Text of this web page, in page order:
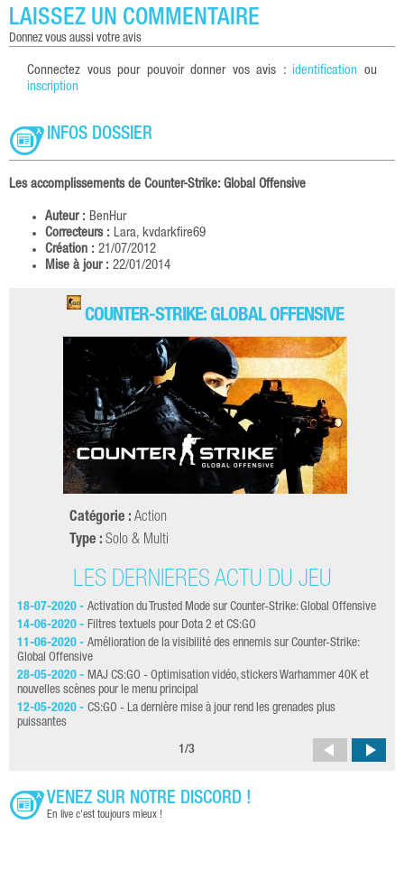
LAISSEZ UN COMMENTAIRE
donnez vous aussi votre avis
Connectez vous pour pouvoir donner vos avis : identification ou
inscription
INFOS DOSSIER
Les accomplissements de Counter-Strike: Global Offensive
Auteur : BenHur
Correcteurs : Lara, kvdarkfire69
Création : 21/07/2012
Mise à jour : 22/01/2014
COUNTER-STRIKE: GLOBAL OFFENSIVE
Catégorie : Action
Type : Solo & Multi
LES DERNIÈRES ACTU DU JEU
18-07-2020 - Activation du Trusted Mode sur Counter-Strike: Global Offensive
14-06-2020 - Filtres textuels pour Dota 2 et CS:GO
11-06-2020 - Amélioration de la visibilité des ennemis sur Counter-Strike:
Global Offensive
28-05-2020 - MAJ CS:GO - Optimisation vidéo, stickers Warhammer 40K et
nouvelles scènes pour le menu principal
12-05-2020 - CS:GO - La dernière mise à jour rend les grenades plus
puissantes
1 /3
VENEZ SUR NOTRE DISCORD !
En live c'est toujours mieux !